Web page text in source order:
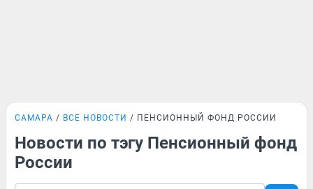
САМАРА ВСЕ НОВОСТИ ПЕНСИОННЫЙ ФОНД РОССИИ
Новости по тэгу Пенсионный фонд
России